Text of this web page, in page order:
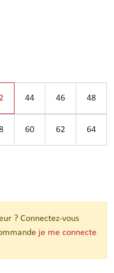
44 46 48
60 62 64
? Connectez-vous
je me connecte